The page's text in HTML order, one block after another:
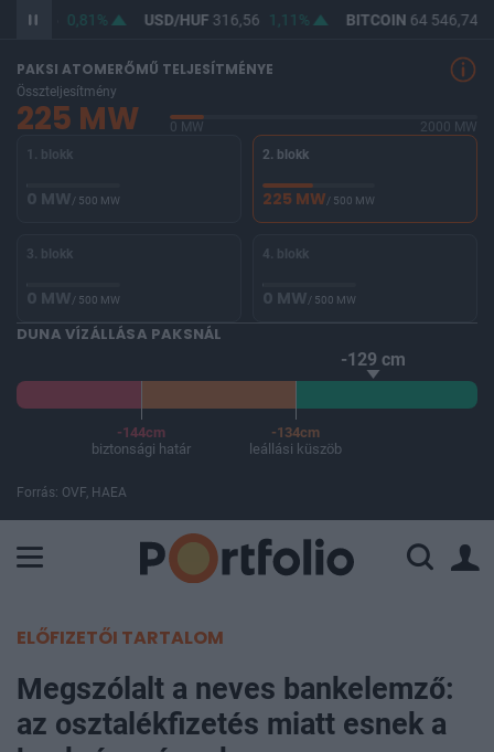
364,65 0,81% USD/HUF316,56 1,11% BITCOIN64 546,74
PAKSI ATOMERŐMŰ TELJESÍTMÉNYE
Összteljesítmény
225 MW 0 MW
2000 MW
1. blokk
0 MW/ 500 MW
2. blokk
225 MW/ 500 MW
3. blokk
0 MW/ 500 MW
4. blokk
0 MW/ 500 MW
DUNA VÍZÁLLÁSA PAKSNÁL
-129 cm
-144cm
biztonsági határ
-134cm
leállási küszöb
Forrás: OVF, HAEA
ELŐFIZETŐI TARTALOM
Megszólalt a neves bankelemző:
az osztalékfizetés miatt esnek a